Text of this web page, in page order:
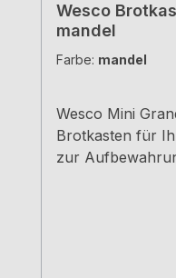
Wesco
mandel
Farbe: mandel
Wesco Mini
Brotkasten für
zur